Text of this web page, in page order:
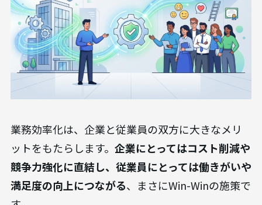
業務効率化は、企業と従業員の双方に大きなメリ
ットをもたらします。 企業にとってはコスト削減や
競争力強化に直結し、従業員にとっては働きがいや
満足度の向上につながる、まさにWin-Winの施策で